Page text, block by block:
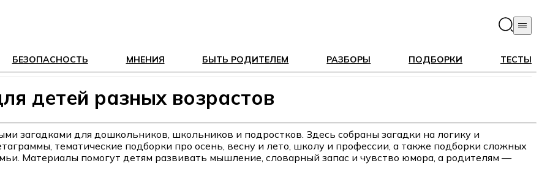
БЕЗОПАСНОСТЬ МНЕНИЯ БЫТЬ РОДИТЕЛЕМ РАЗБОРЫ ПОДБОРКИ ТЕСТЫ
детей разных возрастов
загадками для дошкольников, школьников и подростков. Здесь собраны загадки на логику и
тематические подборки про осень, весну и лето, школу и профессии, а также подборки сложных
Материалы помогут детям развивать мышление, словарный запас и чувство юмора, а родителям —